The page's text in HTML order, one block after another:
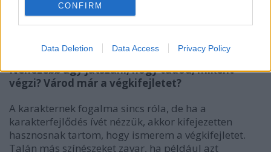
CONFIRM
Data Deletion Data Access Privacy Policy
Nehezebb úgy játszani, hogy tudod, miként
végzi? Várod már a végkifejletet?
A karakternek fogalma sincs róla, de ha a
karakterfejlődés ívét nézzük, akkor kifejezetten
hasznosnak tartom, hogy ismerem a végkifejletet.
Talán más színészeket zavar, ha például azt